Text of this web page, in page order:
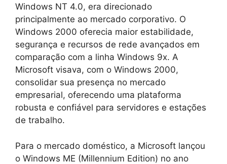
Windows NT 4.0, era direcionado
principalmente ao mercado corporativo. O
Windows 2000 oferecia maior estabilidade,
segurança e recursos de rede avançados em
comparação com a linha Windows 9x. A
Microsoft visava, com o Windows 2000,
consolidar sua presença no mercado
empresarial, oferecendo uma plataforma
robusta e confiável para servidores e estações
de trabalho.
Para o mercado doméstico, a Microsoft lançou
o Windows ME (Millennium Edition) no ano